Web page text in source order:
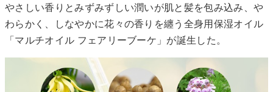
やさしい香りとみずみずしい潤いが肌と髪を包み込み、や
わらかく、しなやかに花々の香りを纏う全身用保湿オイル
「マルチオイル フェアリーブーケ」が誕生した。